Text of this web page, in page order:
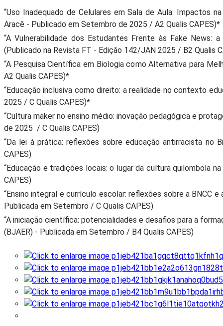
“Uso Inadequado de Celulares em Sala de Aula: Impactos
Aracê - Publicado em Setembro de 2025 / A2 Qualis CAPES)*
“A Vulnerabilidade dos Estudantes Frente às Fake News:
(Publicado na Revista FT - Edição 142/JAN 2025 / B2 Qualis
“A Pesquisa Científica em Biologia como Alternativa para
A2 Qualis CAPES)*
“Educação inclusiva como direito: a realidade no contexto
2025 / C Qualis CAPES)*
“Cultura maker no ensino médio: inovação pedagógica e
de 2025 / C Qualis CAPES)
“Da lei à prática: reflexões sobre educação antirracista no
CAPES)
“Educação e tradições locais: o lugar da cultura quilombola
CAPES)
“Ensino integral e currículo escolar: reflexões sobre a BNCC
Publicada em Setembro / C Qualis CAPES)
“A iniciação científica: potencialidades e desafios para a
(BJAER) - Publicada em Setembro / B4 Qualis CAPES)